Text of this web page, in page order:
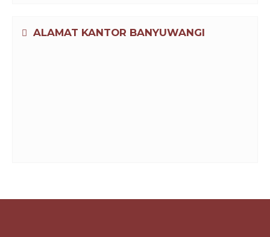
ALAMAT KANTOR BANYUWANGI